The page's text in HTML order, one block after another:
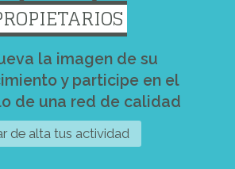
la imagen de su
y participe en el
de una red de calidad
de alta tus actividad